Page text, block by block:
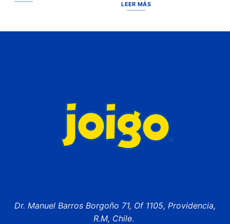
LEER MÁS
Dr. Manuel Barros Borgoño 71, Of 1105, Providencia,
R.M, Chile.